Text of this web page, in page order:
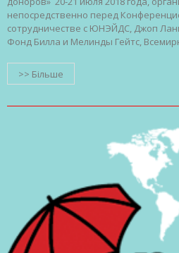
непосредственно перед
сотрудничестве с ЮНЭЙДС, Джоп
Фонд Билла и Мелинды Гейтс,
>> Більше